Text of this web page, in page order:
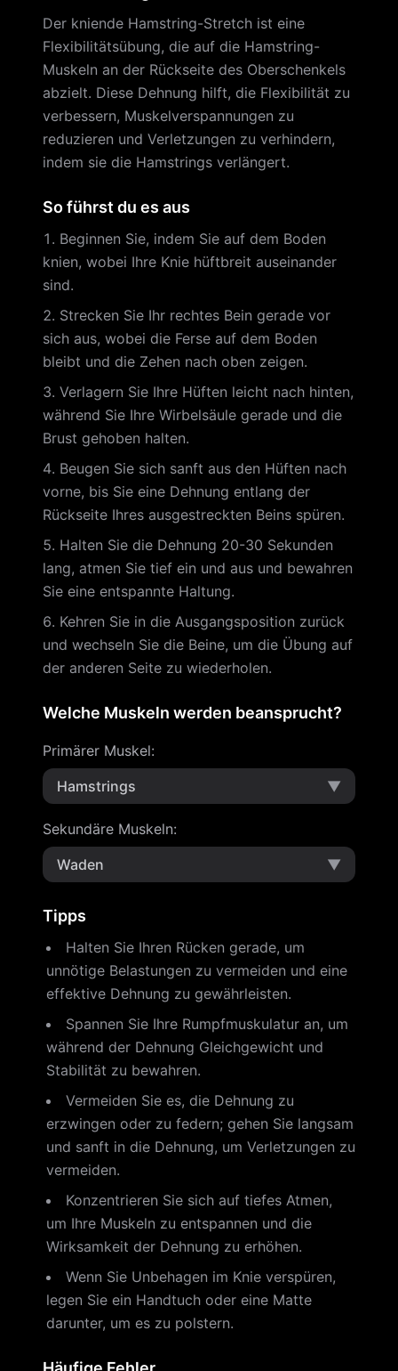
Der kniende Hamstring-Stretch ist eine
Flexibilitätsübung, die auf die Hamstring-
Muskeln an der Rückseite des Oberschenkels
abzielt. Diese Dehnung hilft, die Flexibilität zu
verbessern, Muskelverspannungen zu
reduzieren und Verletzungen zu verhindern,
indem sie die Hamstrings verlängert.
So führst du es aus
Beginnen Sie, indem Sie auf dem Boden
knien, wobei Ihre Knie hüftbreit auseinander
sind.
Strecken Sie Ihr rechtes Bein gerade vor
sich aus, wobei die Ferse auf dem Boden
bleibt und die Zehen nach oben zeigen.
Verlagern Sie Ihre Hüften leicht nach hinten,
während Sie Ihre Wirbelsäule gerade und die
Brust gehoben halten.
Beugen Sie sich sanft aus den Hüften nach
vorne, bis Sie eine Dehnung entlang der
Rückseite Ihres ausgestreckten Beins spüren.
Halten Sie die Dehnung 20-30 Sekunden
lang, atmen Sie tief ein und aus und bewahren
Sie eine entspannte Haltung.
Kehren Sie in die Ausgangsposition zurück
und wechseln Sie die Beine, um die Übung auf
der anderen Seite zu wiederholen.
Welche Muskeln werden beansprucht?
Primärer Muskel:
Hamstrings
▼
Sekundäre Muskeln:
Waden
▼
Tipps
Halten Sie Ihren Rücken gerade, um
unnötige Belastungen zu vermeiden und eine
effektive Dehnung zu gewährleisten.
Spannen Sie Ihre Rumpfmuskulatur an, um
während der Dehnung Gleichgewicht und
Stabilität zu bewahren.
Vermeiden Sie es, die Dehnung zu
erzwingen oder zu federn; gehen Sie langsam
und sanft in die Dehnung, um Verletzungen zu
vermeiden.
Konzentrieren Sie sich auf tiefes Atmen,
um Ihre Muskeln zu entspannen und die
Wirksamkeit der Dehnung zu erhöhen.
Wenn Sie Unbehagen im Knie verspüren,
legen Sie ein Handtuch oder eine Matte
darunter, um es zu polstern.